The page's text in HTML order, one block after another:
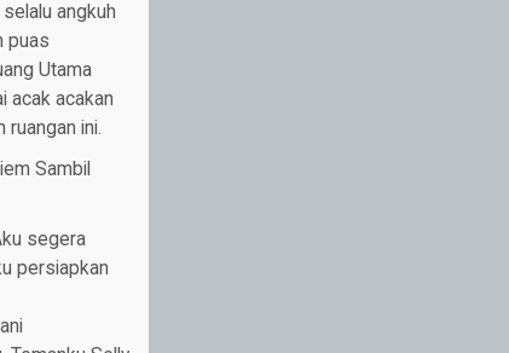
angkuh
puas
Utama
acak acakan
ruangan ini.
Sambil
segera
persiapkan